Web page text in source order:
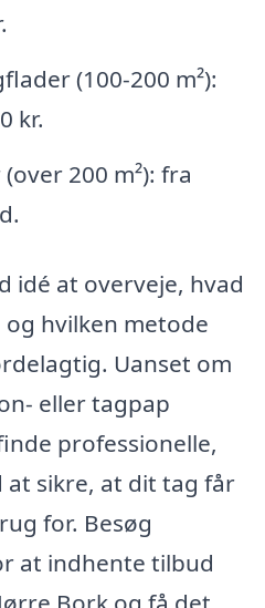
(100-200 m²):
kr.
200 m²): fra
idé at overveje, hvad
hvilken metode
Uanset om
eller tagpap
professionelle,
sikre, at dit tag får
for. Besøg
at indhente tilbud